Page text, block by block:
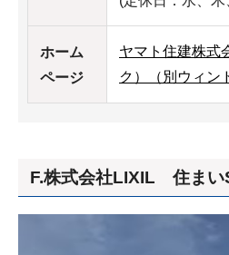
ホーム
ページ
ヤマト住建株式
ク）（別ウィン
F.株式会社LIXIL 住まい